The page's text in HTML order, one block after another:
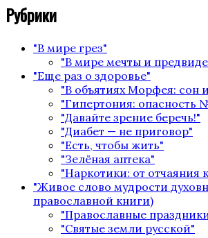
Рубрики
"В мире грез"
"В мире мечты и
"Еще раз о здоровье"
"В объятиях Морфея: сон
"Гипертония: опасность
"Давайте зрение беречь!"
"Диабет — не приговор"
"Есть, чтобы жить"
"Зелёная аптека"
"Наркотики: от отчаяния
"Живое слово мудрости
православной книги)
"Православные
"Святые земли русской"